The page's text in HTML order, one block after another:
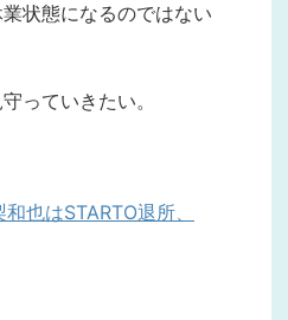
状態になるのではない
っていきたい。
也はSTARTO退所、